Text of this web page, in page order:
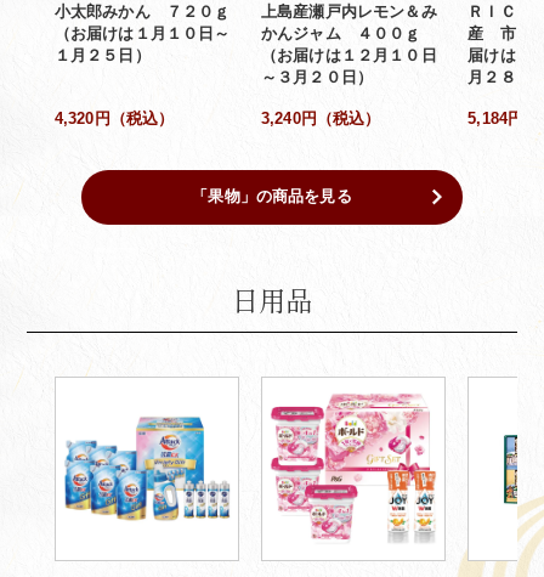
小太郎みかん ７２０ｇ
（お届けは１月１０日～
１月２５日）
4,320円（税込）
上島産瀬戸内レモン＆み
かんジャム ４００ｇ
（お届けは１２月１０日
～３月２０日）
3,240円（税込）
ＲＩＣＥ
産 市田
届けは１
月２８日
5,184円（
「果物」の商品を見る
日用品